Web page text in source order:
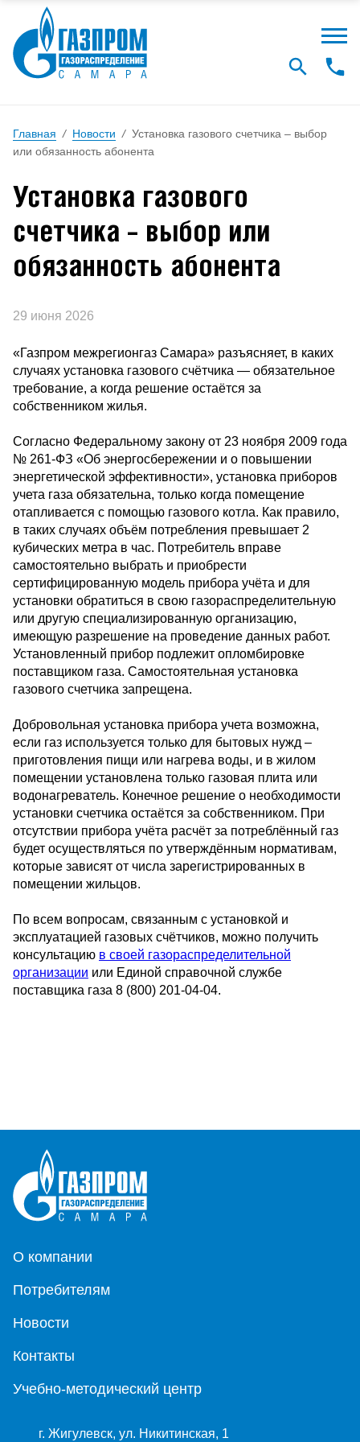
Главная / Новости / Установка газового счетчика – выбор
или обязанность абонента
Установка газового
счетчика – выбор или
обязанность абонента
29 июня 2026
«Газпром межрегионгаз Самара» разъясняет, в каких
случаях установка газового счётчика — обязательное
требование, а когда решение остаётся за
собственником жилья.
Согласно Федеральному закону от 23 ноября 2009 года
№ 261-ФЗ «Об энергосбережении и о повышении
энергетической эффективности», установка приборов
учета газа обязательна, только когда помещение
отапливается с помощью газового котла. Как правило,
в таких случаях объём потребления превышает 2
кубических метра в час. Потребитель вправе
самостоятельно выбрать и приобрести
сертифицированную модель прибора учёта и для
установки обратиться в свою газораспределительную
или другую специализированную организацию,
имеющую разрешение на проведение данных работ.
Установленный прибор подлежит опломбировке
поставщиком газа. Самостоятельная установка
газового счетчика запрещена.
Добровольная установка прибора учета возможна,
если газ используется только для бытовых нужд –
приготовления пищи или нагрева воды, и в жилом
помещении установлена только газовая плита или
водонагреватель. Конечное решение о необходимости
установки счетчика остаётся за собственником. При
отсутствии прибора учёта расчёт за потреблённый газ
будет осуществляться по утверждённым нормативам,
которые зависят от числа зарегистрированных в
помещении жильцов.
По всем вопросам, связанным с установкой и
эксплуатацией газовых счётчиков, можно получить
консультацию в своей газораспределительной
организации или Единой справочной службе
поставщика газа 8 (800) 201-04-04.
О компании
Потребителям
Новости
Контакты
Учебно-методический центр
г. Жигулевск, ул. Никитинская, 1